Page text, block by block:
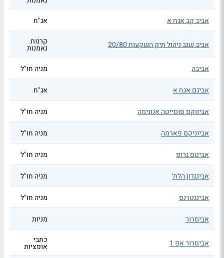
אביב קב אגח א
אג"ח
אביב שגב ניהול תיק השקעות 20/80 קרנות
נאמנות
אביבה
מניה חו"ל
אביגם אגח א אג"ח
אביווקס סוסייטה אנונימה מניה חו"ל
אביוניקס פארמה מניה חו"ל
אביטס גרופ מניה חו"ל
אבינגדון הלת' מניה חו"ל
אבינגטרנס מניה חו"ל
אביסרור מניות
אביסרור אפ 1 כתבי
אופציות